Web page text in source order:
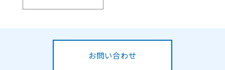
お問い合わせ